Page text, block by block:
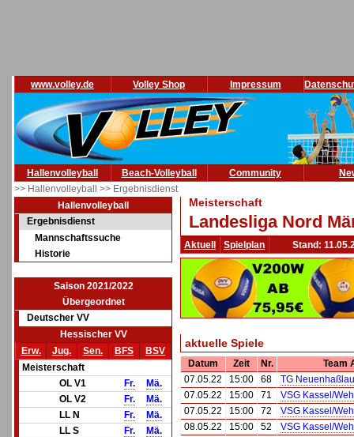
www.volley.de Volley Shop Impressum
Hallenvolleyball Beach-Volleyball Community
>> Hallenvolleyball >> Ergebnisdienst
Hallenvolleyball
Ergebnisdienst
Mannschaftssuche
Historie
Saison 2021/2022
Übergeordnet
Deutscher VV
Hessischer VV
Erw.
Jug. Sen. BFS
BSV
Meisterschaft
OL V1
Fr.
Mä.
OL V2
Fr.
Mä.
LL N
Fr.
Mä.
LL S
Fr.
Mä.
Meisterschaft
Landesliga Nord
Aktuell Spielplan Stand:
aktuelle Spiele
Datum Zeit Nr.
Team
07.05.22
15:00 68
TG
07.05.22
15:00 71
VSG Kassel/
07.05.22
15:00 72
VSG Kassel/
08.05.22
15:00 52 VSG Kassel/